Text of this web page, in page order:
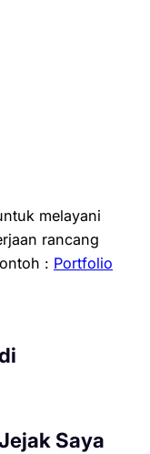
melayani
rancang
: Portfolio
Saya